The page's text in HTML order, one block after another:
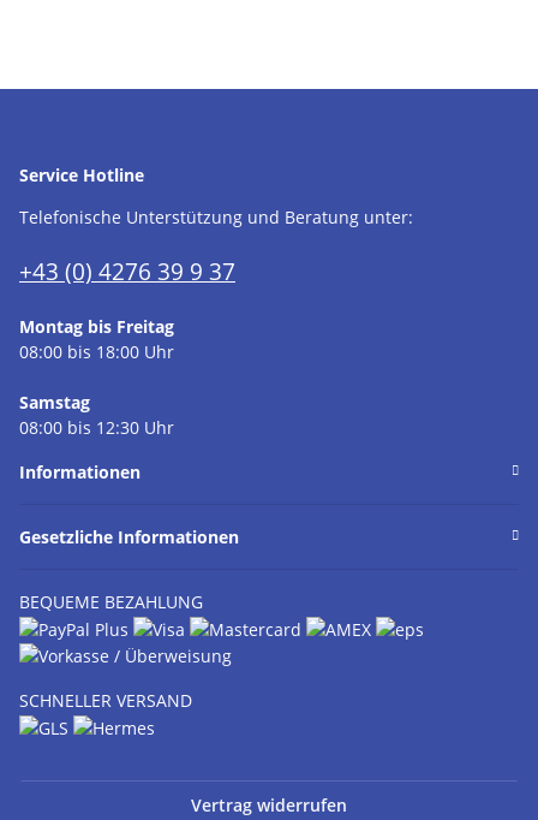
Service Hotline
Telefonische Unterstützung und Beratung unter:
+43 (0) 4276 39 9 37
Montag bis Freitag
08:00 bis 18:00 Uhr
Samstag
08:00 bis 12:30 Uhr
Informationen
Gesetzliche Informationen
BEQUEME BEZAHLUNG
SCHNELLER VERSAND
Vertrag widerrufen